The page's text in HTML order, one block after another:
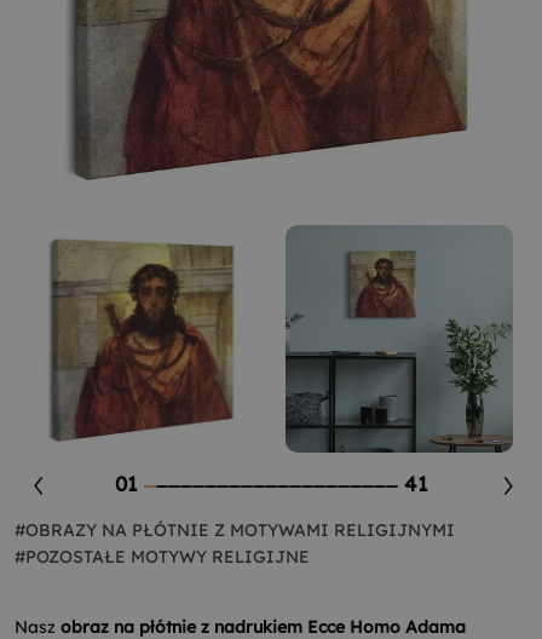
01 41
#OBRAZY NA PŁÓTNIE Z MOTYWAMI RELIGIJNYMI
#POZOSTAŁE MOTYWY RELIGIJNE
Nasz obraz na płótnie z nadrukiem Ecce Homo Adama